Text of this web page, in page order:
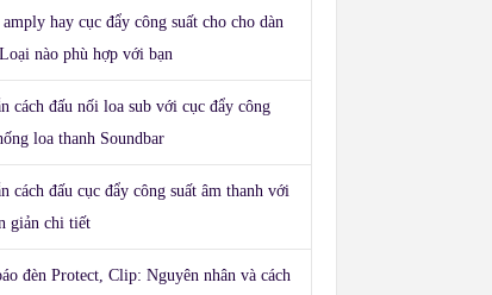
hay cục đẩy công suất cho cho dàn
nào phù hợp với bạn
cách đấu nối loa sub với cục đẩy công
loa thanh Soundbar
cách đấu cục đẩy công suất âm thanh với
giản chi tiết
đèn Protect, Clip: Nguyên nhân và cách